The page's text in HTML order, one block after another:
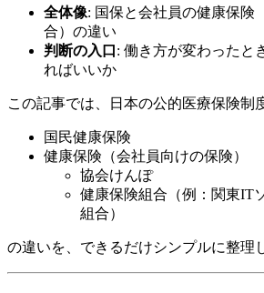
全体像: 国保と会社員の健康保険
合）の違い
判断の入口 : 働き方が変わったと
ればいいか
この記事では、日本の公的医療保険制
国民健康保険
健康保険（会社員向けの保険）
協会けんぽ
健康保険組合（例：関東IT
組合）
の違いを、できるだけシンプルに整理